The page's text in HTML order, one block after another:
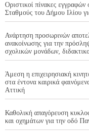
Οριστικοί πίνακες
Σταθμούς του Δήμου Ιλίου
Ανάρτηση προσωρινών
ανακοίνωσης για την
σχολικών μονάδων,
Άμεση η επιχειρησιακή
στα έντονα καιρικά
Αττική
Καθολική απαγόρευση
και οχημάτων για την οδό